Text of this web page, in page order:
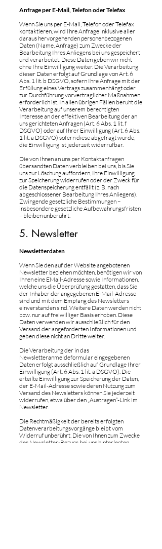
Anfrage per E-Mail, Telefon oder Telefax
Wenn Sie uns per E-Mail, Telefon oder Telefax
kontaktieren, wird Ihre Anfrage inklusive aller
daraus hervorgehenden personenbezogenen
Daten (Name, Anfrage) zum Zwecke der
Bearbeitung Ihres Anliegens bei uns gespeichert
und verarbeitet. Diese Daten geben wir nicht
ohne Ihre Einwilligung weiter. Die Verarbeitung
dieser Daten erfolgt auf Grundlage von Art. 6
Abs. 1 lit. b DSGVO, sofern Ihre Anfrage mit der
Erfüllung eines Vertrags zusammenhängt oder
zur Durchführung vorvertraglicher Maßnahmen
erforderlich ist. In allen übrigen Fällen beruht die
Verarbeitung auf unserem berechtigten
Interesse an der effektiven Bearbeitung der an
uns gerichteten Anfragen (Art. 6 Abs. 1 lit. f
DSGVO) oder auf Ihrer Einwilligung (Art. 6 Abs.
1 lit. a DSGVO) sofern diese abgefragt wurde;
die Einwilligung ist jederzeit widerrufbar.
Die von Ihnen an uns per Kontaktanfragen
übersandten Daten verbleiben bei uns, bis Sie
uns zur Löschung auffordern, Ihre Einwilligung
zur Speicherung widerrufen oder der Zweck für
die Datenspeicherung entfällt (z. B. nach
abgeschlossener Bearbeitung Ihres Anliegens).
Zwingende gesetzliche Bestimmungen –
insbesondere gesetzliche Aufbewahrungsfristen
– bleiben unberührt.
5. Newsletter
Newsletterdaten
Wenn Sie den auf der Website angebotenen
Newsletter beziehen möchten, benötigen wir von
Ihnen eine EMail-Adresse sowie Informationen,
welche uns die Überprüfung gestatten, dass Sie
der Inhaber der angegebenen E-Mail-Adresse
sind und mit dem Empfang des Newsletters
einverstanden sind. Weitere Daten werden nicht
bzw. nur auf freiwilliger Basis erhoben. Diese
Daten verwenden wir ausschließlich für den
Versand der angeforderten Informationen und
geben diese nicht an Dritte weiter.
Die Verarbeitung der in das
Newsletteranmeldeformular eingegebenen
Daten erfolgt ausschließlich auf Grundlage Ihrer
Einwilligung (Art. 6 Abs. 1 lit. a DSGVO). Die
erteilte Einwilligung zur Speicherung der Daten,
der E-Mail-Adresse sowie deren Nutzung zum
Versand des Newsletters können Sie jederzeit
widerrufen, etwa über den „Austragen“-Link im
Newsletter.
Die Rechtmäßigkeit der bereits erfolgten
Datenverarbeitungsvorgänge bleibt vom
Widerruf unberührt. Die von Ihnen zum Zwecke
des Newsletter-Bezugs bei uns hinterlegten